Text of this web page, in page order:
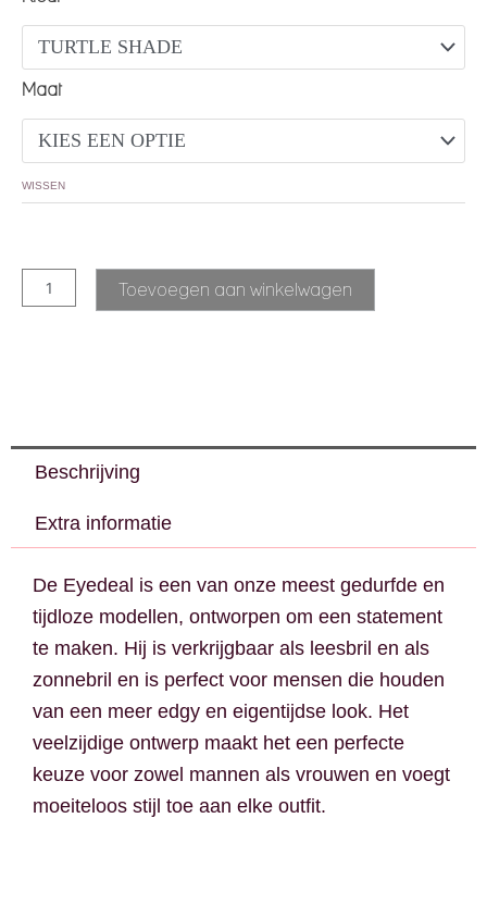
Maat
WISSEN
Toevoegen aan winkelwagen
Beschrijving
Extra informatie
De Eyedeal is een van onze meest gedurfde en
tijdloze modellen, ontworpen om een statement
te maken. Hij is verkrijgbaar als leesbril en als
zonnebril en is perfect voor mensen die houden
van een meer edgy en eigentijdse look. Het
veelzijdige ontwerp maakt het een perfecte
keuze voor zowel mannen als vrouwen en voegt
moeiteloos stijl toe aan elke outfit.